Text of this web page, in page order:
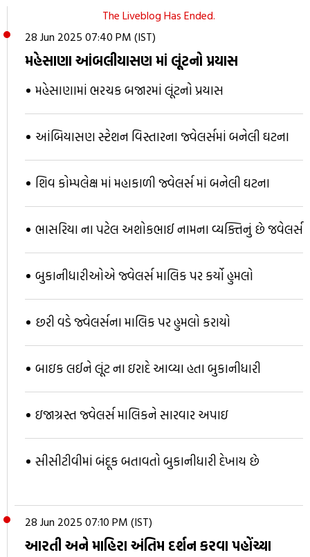
The Liveblog Has Ended.
28 Jun 2025 07:40 PM (IST)
મહેસાણા આંબલીયાસણ માં લૂંટનો પ્રયાસ
મહેસાણામાં ભરચક બજારમાં લૂંટનો પ્રયાસ
આંબિયાસણ સ્ટેશન વિસ્તારના જ્વેલર્સમાં બનેલી ઘટના
શિવ કોમ્પલેક્ષ માં મહાકાળી જ્વેલર્સ માં બનેલી ઘટના
ભાસરિયા ના પટેલ અશોકભાઈ નામના વ્યક્તિનું છે જવેલર્સ
બુકાનીધારીઓએ જ્વેલર્સ માલિક પર કર્યો હુમલો
છરી વડે જ્વેલર્સના માલિક પર હુમલો કરાયો
બાઇક લઈને લૂંટ ના ઇરાદે આવ્યા હતા બુકાનીધારી
ઇજાગ્રસ્ત જ્વેલર્સ માલિકને સારવાર અપાઇ
સીસીટીવીમાં બંદૂક બતાવતો બુકાનીધારી દેખાય છે
28 Jun 2025 07:10 PM (IST)
આરતી અને માહિરા અંતિમ દર્શન કરવા પહોંચ્યા